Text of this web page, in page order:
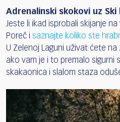
Adrenalinski skokovi uz
Jeste li ikad isprobali skijanje
Poreč i saznajte koliko ste
U Zelenoj Laguni uživat ćete na
ako vam je i to premalo sigurni
skakaonica i slalom staza